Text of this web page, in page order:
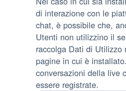
di interazione con le
chat, è possibile che,
Utenti non utilizzino il
raccolga Dati di Utilizzo
pagine in cui è
conversazioni della live
essere registrate.